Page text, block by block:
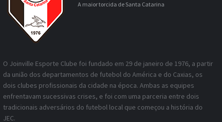
A maior torcida de Santa Catarina
O Joinville Esporte Clube foi fundado em 29 de janeiro de 1976, a partir
da união dos departamentos de futebol do América e do Caxias, os
dois clubes profissionais da cidade na época. Ambas as equipes
enfrentavam sucessivas crises, e foi com uma parceria entre dois
tradicionais adversários do futebol local que começou a história do
JEC.